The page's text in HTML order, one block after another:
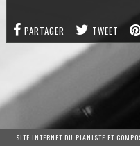
PARTAGER TWEET
SITE INTERNET DU PIANISTE ET